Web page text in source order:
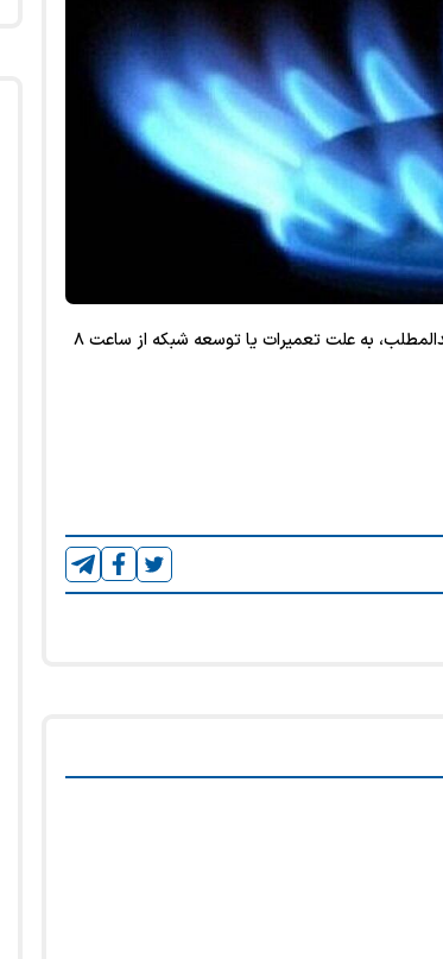
روابط عمومی شرکت گاز خراسان رضوی اعلام کرد: جریان گاز محدوده ابوطالب و عبدالمطلب، به علت تعمیرات یا توسعه شبکه از ساعت ۸